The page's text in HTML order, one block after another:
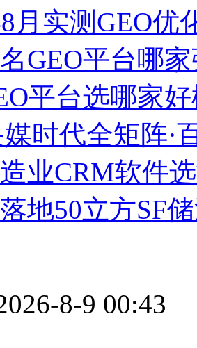
月实测GEO优
GEO平台哪
平台选哪家
时代全矩阵·
业CRM软件
地50立方SF
8-9 00:43